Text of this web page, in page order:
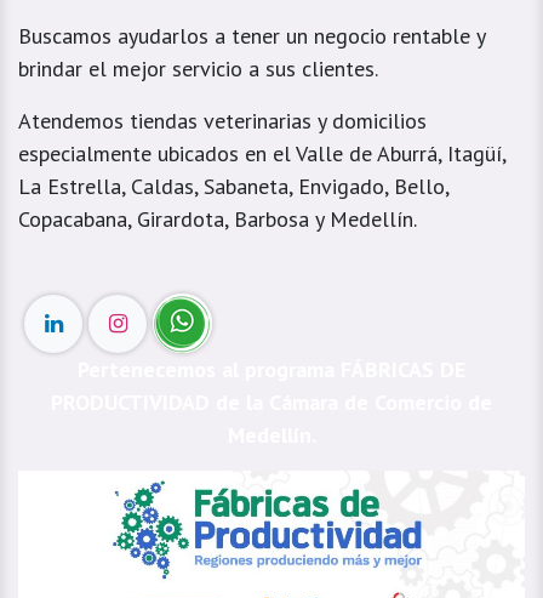
Buscamos ayudarlos a tener un negocio rentable y
brindar el mejor servicio a sus clientes.
Atendemos tiendas veterinarias y domicilios
especialmente ubicados en el Valle de Aburrá, Itagüí,
La Estrella, Caldas, Sabaneta, Envigado, Bello,
Copacabana, Girardota, Barbosa y Medellín.